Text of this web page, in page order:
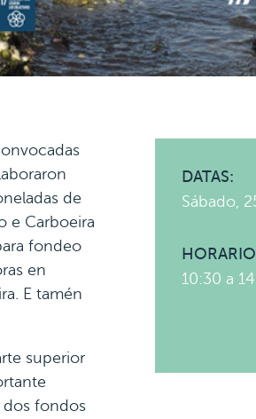
de
e Carboeira
fondeo
en
E tamén
superior
dos fondos
DATAS:
Sábado,
10:30 a